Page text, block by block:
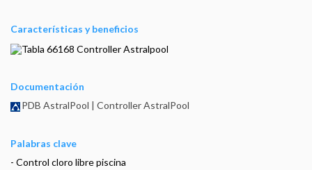
Características y beneficios
Documentación
PDB AstralPool | Controller AstralPool
Palabras clave
- Control cloro libre piscina